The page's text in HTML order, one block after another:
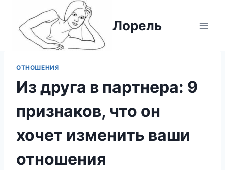
содержимому
Лорель
ОТНОШЕНИЯ
Из друга в партнера: 9
признаков, что он
хочет изменить ваши
отношения